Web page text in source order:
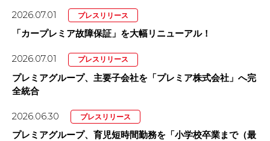
2026.07.01 プレスリリース
「カープレミア故障保証」を大幅リニューアル！
2026.07.01 プレスリリース
プレミアグループ、主要子会社を「プレミア株式会社」へ完
全統合
2026.06.30 プレスリリース
プレミアグループ、育児短時間勤務を「小学校卒業まで（最